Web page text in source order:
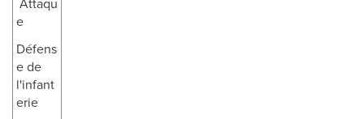
e
Défens
e de
l'infant
erie